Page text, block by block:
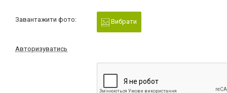
Завантажити фото: Вибрати
Авторизуватись